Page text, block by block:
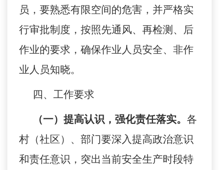
员，要熟悉有限空间的危害，并严格实
行审批制度，按照先通风、再检测、后
作业的要求，确保作业人员安全、非作
业人员知晓。
四、 工作要求
（一）提高认识，强化责任落实。 各
村（社区）、部门要深入提高政治意识
和责任意识， 突出当前安全生产时段特